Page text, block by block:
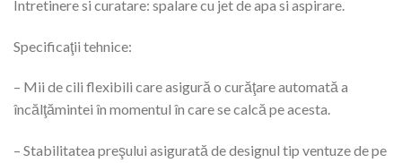
Intretinere si curatare: spalare cu jet de apa si aspirare.
Specificaţii tehnice:
– Mii de cili flexibili care asigură o curăţare automată a
încălţămintei în momentul în care se calcă pe acesta.
– Stabilitatea preşului asigurată de designul tip ventuze de pe